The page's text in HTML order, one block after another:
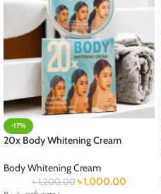
-17%
20x Body Whitening Cream
Body Whitening Cream
৳1,200.00 ৳1,000.00